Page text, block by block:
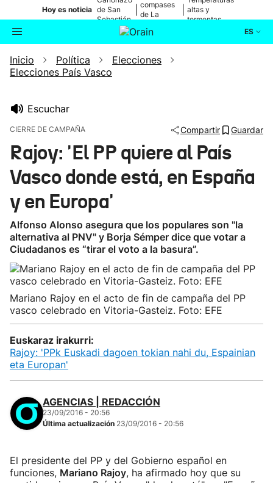
Hoy es noticia de San
Sebastián
compases
de La
altas y
tormentas
ES
Buscador Actualidad
Ikusmiran
Inicio Política
Elecciones
Elecciones País Vasco
Escuchar
CIERRE DE CAMPAÑA Compartir Guardar
Rajoy: 'El PP quiere al País
Vasco donde está, en España
y en Europa'
Alfonso Alonso asegura que los populares son "la
alternativa al PNV" y Borja Sémper dice que votar a
Ciudadanos es “tirar el voto a la basura”.
Mariano Rajoy en el acto de fin de campaña del PP
vasco celebrado en Vitoria-Gasteiz. Foto: EFE
Euskaraz irakurri:
Rajoy: 'PPk Euskadi dagoen tokian nahi du, Espainian
eta Europan'
AGENCIAS | REDACCIÓN
23/09/2016 - 20:56
Última actualización 23/09/2016 - 20:56
El presidente del PP y del Gobierno español en
funciones, Mariano Rajoy, ha afirmado hoy que su